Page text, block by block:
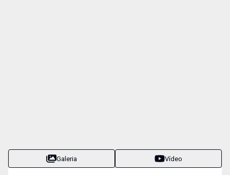
Galeria Vídeo